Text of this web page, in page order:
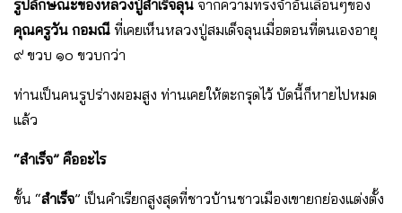
รูปลักษณะของหลวงปู่สําเร็จลุน จากความทรงจําอันเลือนๆของ
คุณครูวัน กอมณี ที่เคยเห็นหลวงปู่สมเด็จลุนเมื่อตอนที่ตนเองอายุ
๙ ขวบ ๑๐ ขวบกว่า
ท่านเป็นคนรูปร่างผอมสูง ท่านเคยให้ตะกรุดไว้ บัดนี้ก็หายไปหมด
แล้ว
“สําเร็จ” คืออะไร
ขั้น “สําเร็จ” เป็นคําเรียกสูงสุดที่ชาวบ้านชาวเมืองเขายกย่องแต่งตั้ง